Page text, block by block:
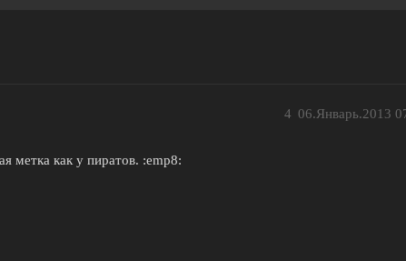
06.Январь.2013
4
метка как у пиратов. :emp8: